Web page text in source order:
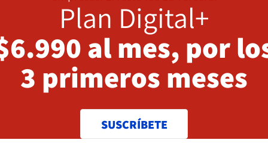
Plan Digital+
al mes, por
3 primeros meses
SUSCRÍBETE